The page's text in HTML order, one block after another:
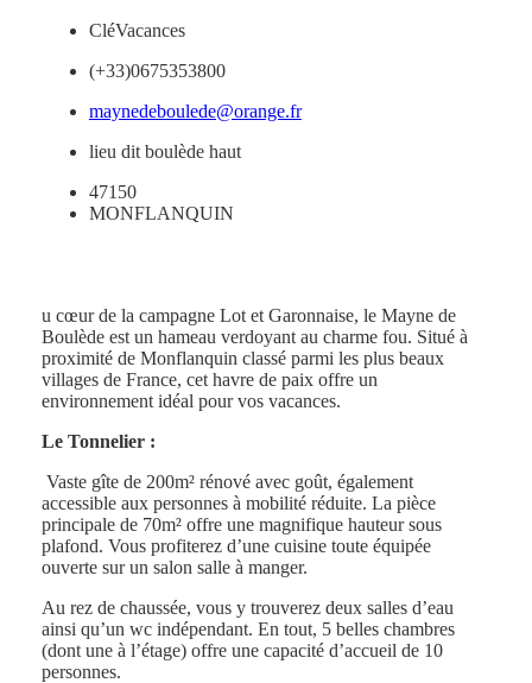
CléVacances
(+33)0675353800
maynedeboulede@orange.fr
lieu dit boulède haut
47150
MONFLANQUIN
u cœur de la campagne Lot et Garonnaise, le Mayne de
Boulède est un hameau verdoyant au charme fou. Situé à
proximité de Monflanquin classé parmi les plus beaux
villages de France, cet havre de paix offre un
environnement idéal pour vos vacances.
Le Tonnelier :
Vaste gîte de 200m² rénové avec goût, également
accessible aux personnes à mobilité réduite. La pièce
principale de 70m² offre une magnifique hauteur sous
plafond. Vous profiterez d’une cuisine toute équipée
ouverte sur un salon salle à manger.
Au rez de chaussée, vous y trouverez deux salles d’eau
ainsi qu’un wc indépendant. En tout, 5 belles chambres
(dont une à l’étage) offre une capacité d’accueil de 10
personnes.